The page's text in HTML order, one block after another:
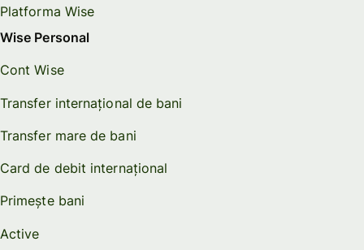
Platforma Wise
Wise Personal
Cont Wise
Transfer internațional de bani
Transfer mare de bani
Card de debit internațional
Primește bani
Active